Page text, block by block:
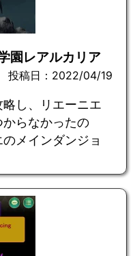
レアルカリア
投稿日：2022/04/19
し、リエーニエ
らなかったの
メインダンジョ